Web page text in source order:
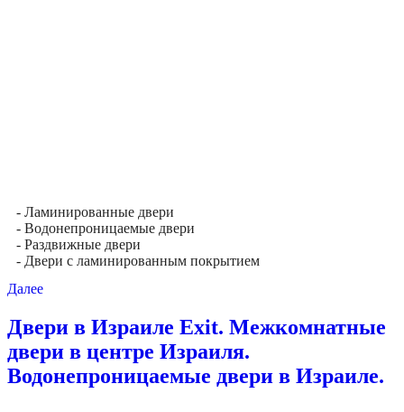
- Ламинированные двери
- Водонепроницаемые двери
- Раздвижные двери
- Двери с ламинированным покрытием
Далее
Двери в Израиле Exit. Межкомнатные
двери в центре Израиля.
Водонепроницаемые двери в Израиле.